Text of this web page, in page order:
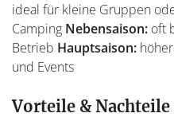
ideal für kleine Gruppen
Camping Nebensaison: oft
Betrieb Hauptsaison:
und Events
Vorteile &